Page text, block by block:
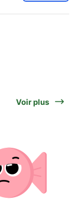
Voir plus